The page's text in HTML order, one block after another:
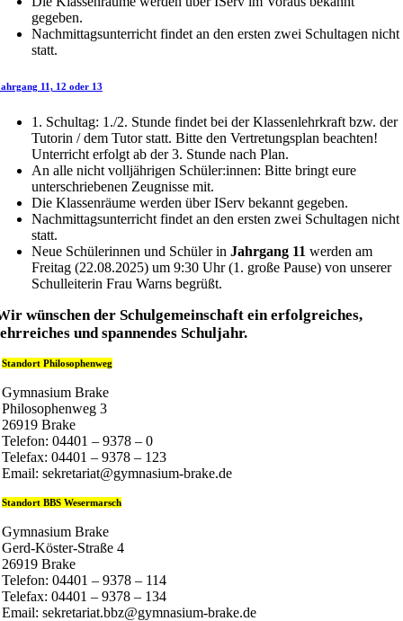
gegeben.
Nachmittagsunterricht findet an den ersten zwei Schultagen nicht
statt.
11, 12 oder 13
1. Schultag: 1./2. Stunde findet bei der Klassenlehrkraft bzw. der
Tutorin / dem Tutor statt. Bitte den Vertretungsplan beachten!
Unterricht erfolgt ab der 3. Stunde nach Plan.
An alle nicht volljährigen Schüler:innen: Bitte bringt eure
unterschriebenen Zeugnisse mit.
Die Klassenräume werden über IServ bekannt gegeben.
Nachmittagsunterricht findet an den ersten zwei Schultagen nicht
statt.
Neue Schülerinnen und Schüler in Jahrgang 11 werden am
Freitag (22.08.2025) um 9:30 Uhr (1. große Pause) von unserer
Schulleiterin Frau Warns begrüßt.
wünschen der Schulgemeinschaft ein erfolgreiches,
und spannendes Schuljahr.
Standort Philosophenweg
Gymnasium Brake
Philosophenweg 3
26919 Brake
Telefon: 04401 – 9378 – 0
Telefax: 04401 – 9378 – 123
Email: sekretariat@gymnasium-brake.de
Standort BBS Wesermarsch
Gymnasium Brake
Gerd-Köster-Straße 4
26919 Brake
Telefon: 04401 – 9378 – 114
Telefax: 04401 – 9378 – 134
Email: sekretariat.bbz@gymnasium-brake.de